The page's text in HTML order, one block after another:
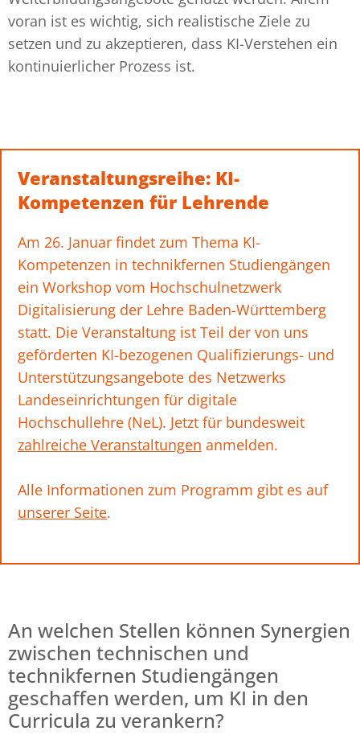
voran ist es wichtig, sich realistische Ziele zu
setzen und zu akzeptieren, dass KI-Verstehen ein
kontinuierlicher Prozess ist.
Veranstaltungsreihe: KI-
Kompetenzen für Lehrende
Am 26. Januar findet zum Thema KI-
Kompetenzen in technikfernen Studiengängen
ein Workshop vom Hochschulnetzwerk
Digitalisierung der Lehre Baden-Württemberg
statt. Die Veranstaltung ist Teil der von uns
geförderten KI-bezogenen Qualifizierungs- und
Unterstützungsangebote des Netzwerks
Landeseinrichtungen für digitale
Hochschullehre (NeL). Jetzt für bundesweit
zahlreiche Veranstaltungen anmelden.
Alle Informationen zum Programm gibt es auf
unserer Seite.
An welchen Stellen können Synergien
zwischen technischen und
technikfernen Studiengängen
geschaffen werden, um KI in den
Curricula zu verankern?